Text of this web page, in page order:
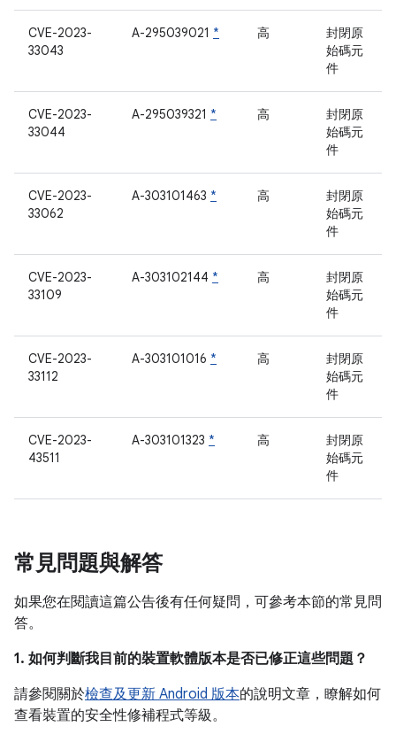
CVE-2023-
33043
A-295039021 * 高
封閉原
始碼元
件
CVE-2023-
33044
A-295039321 * 高
封閉原
始碼元
件
CVE-2023-
33062
A-303101463 * 高
封閉原
始碼元
件
CVE-2023-
33109
A-303102144 * 高
封閉原
始碼元
件
CVE-2023-
33112
A-303101016 * 高
封閉原
始碼元
件
CVE-2023-
43511
A-303101323 * 高
封閉原
始碼元
件
常見問題與解答
如果您在閱讀這篇公告後有任何疑問，可參考本節的常見問
答。
1. 如何判斷我目前的裝置軟體版本是否已修正這些問題？
請參閱關於檢查及更新 Android 版本的說明文章，瞭解如何
查看裝置的安全性修補程式等級。